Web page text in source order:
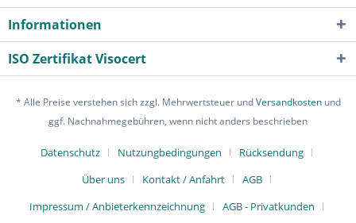
Informationen
ISO Zertifikat Visocert
* Alle Preise verstehen sich zzgl. Mehrwertsteuer undVersandkostenund
ggf. Nachnahmegebühren, wenn nicht anders beschrieben
Datenschutz Nutzungbedingungen
Rücksendung
Über uns
Kontakt / Anfahrt
AGB
Impressum / Anbieterkennzeichnung
AGB - Privatkunden